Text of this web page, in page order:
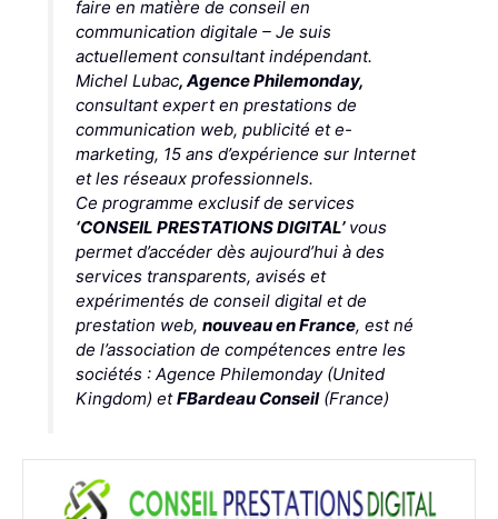
faire en matière de conseil en
communication digitale – Je suis
actuellement consultant indépendant.
Michel Lubac, Agence Philemonday,
consultant expert en prestations de
communication web, publicité et e-
marketing, 15 ans d’expérience sur Internet
et les réseaux professionnels.
Ce programme exclusif de services
‘CONSEIL PRESTATIONS DIGITAL’vous
permet d’accéder dès aujourd’hui à des
services transparents, avisés et
expérimentés de conseil digital et de
prestation web, nouveau en France, est né
de l’association de compétences entre les
sociétés : Agence Philemonday(United
Kingdom) etFBardeau Conseil(France)